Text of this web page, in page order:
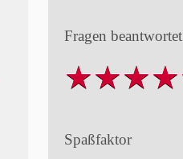
Fragen beantwortet
Spaßfaktor